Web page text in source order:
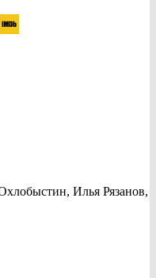
Илья Рязанов,